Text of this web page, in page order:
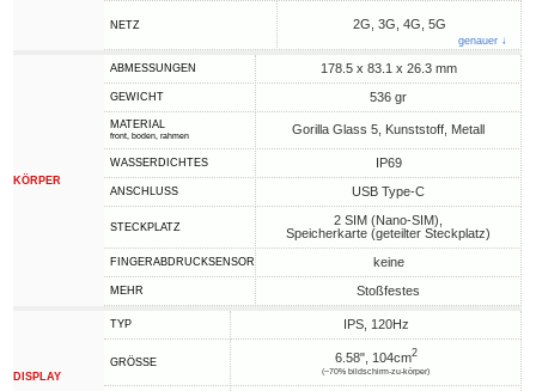
NETZ 2G, 3G, 4G, 5G
genauer ↓
KÖRPER
ABMESSUNGEN 178.5 x 83.1 x 26.3 mm
GEWICHT 536 gr
MATERIAL
front, boden, rahmen Gorilla Glass 5, Kunststoff, Metall
WASSERDICHTES IP69
ANSCHLUSS USB Type-C
STECKPLATZ
2 SIM (Nano-SIM),
Speicherkarte (geteilter Steckplatz)
FINGERABDRUCKSENSOR keine
MEHR Stoßfestes
DISPLAY
TYP IPS, 120Hz
GRÖSSE 6.58", 104cm2
(~70% bildschirm-zu-körper)